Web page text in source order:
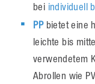
bei individuell
PPbietet eine
leichte bis
verwendetem
Abrollen wie